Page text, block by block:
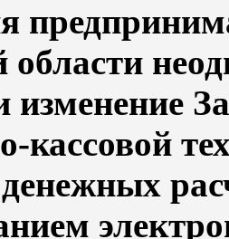
изменение
кассовой